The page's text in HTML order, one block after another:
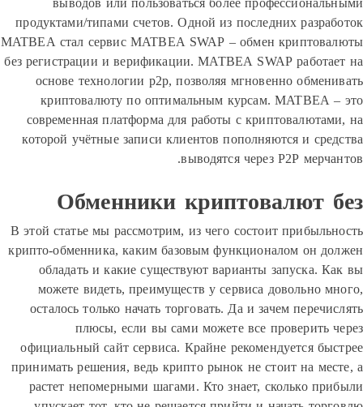
продуктами/типами счетов. Одной из последних
MATBEA стал сервис MATBEA SWAP – обмен
без регистрации и верификации. MATBEA SWAP
основе технологии p2p, позволяя мгновенно
криптовалюту по оптимальным курсам.
современная платформа для работы с
которой учётные записи клиентов пополняются и
выводятся через P2P
Обменники криптовалют
В этой статье мы рассмотрим, из чего состоит
крипто-обменника, каким базовым функционалом он
обладать и какие существуют варианты запуска.
можете видеть, преимуществ у сервиса довольно
осталось только начать торговать. Да и зачем
плюсы, если вы сами можете все
официальный сайт сервиса. Крайне рекомендуется
принимать решения, ведь крипто рынок не стоит на
растет непомерными шагами. Кто знает, сколько